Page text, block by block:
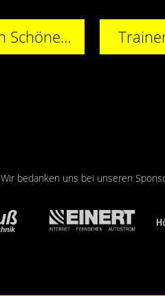
Gelungener Heimauftakt – 11:5 gegen Schöneberg
Wir bedanken uns bei unseren